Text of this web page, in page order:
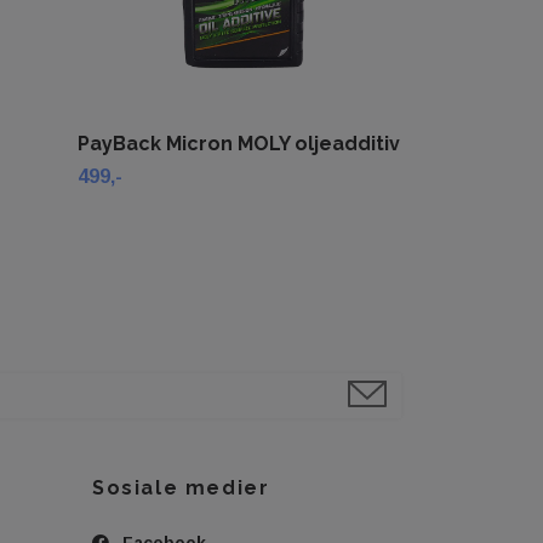
PayBack Micron MOLY oljeadditiv
499,-
Sosiale medier